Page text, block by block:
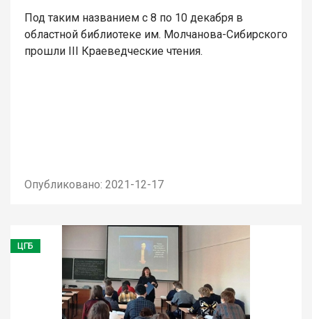
Под таким названием с 8 по 10 декабря в
областной библиотеке им. Молчанова-Сибирского
прошли III Краеведческие чтения.
Опубликовано: 2021-12-17
ЦГБ